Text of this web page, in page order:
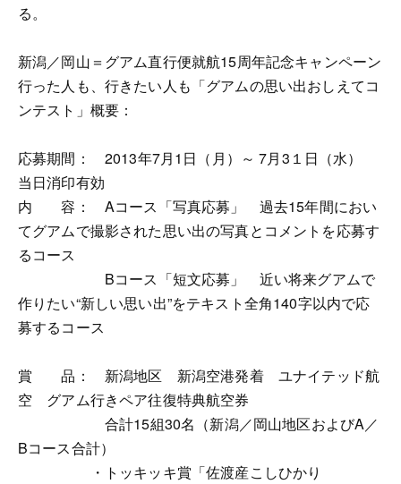
る。
新潟／岡山＝グアム直行便就航15周年記念キャンペーン
行った人も、行きたい人も「グアムの思い出おしえてコ
ンテスト」概要：
応募期間： 2013年7月1日（月）～ 7月3１日（水）
当日消印有効
内 容： Aコース「写真応募」 過去15年間におい
てグアムで撮影された思い出の写真とコメントを応募す
るコース
Bコース「短文応募」 近い将来グアムで
作りたい“新しい思い出”をテキスト全角140字以内で応
募するコース
賞 品： 新潟地区 新潟空港発着 ユナイテッド航
空 グアム行きペア往復特典航空券
合計15組30名（新潟／岡山地区およびA／
Bコース合計）
・トッキッキ賞「佐渡産こしひかり